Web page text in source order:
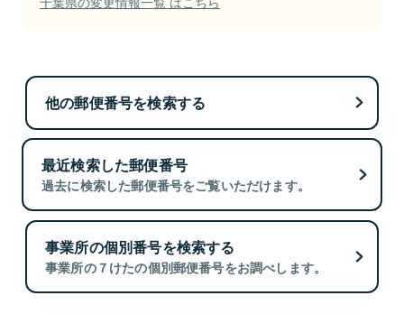
他の郵便番号を検索する
最近検索した郵便番号
過去に検索した郵便番号をご覧いただけます。
事業所の個別番号を検索する
事業所の７けたの個別郵便番号をお調べします。